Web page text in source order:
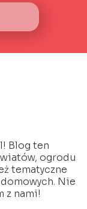
Blog ten
ogrodu
tematyczne
Nie
z nami!